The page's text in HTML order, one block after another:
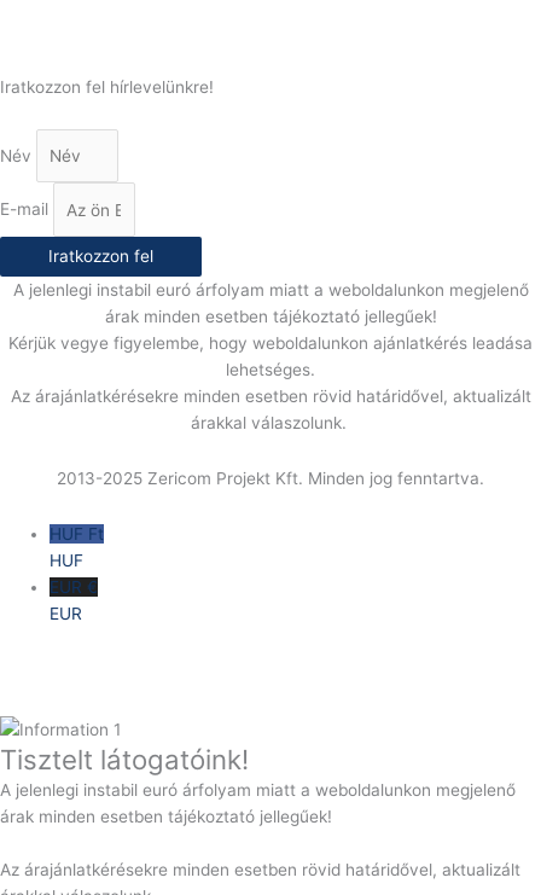
Iratkozzon fel hírlevelünkre!
Név
E-mail
Iratkozzon fel
A jelenlegi instabil euró árfolyam miatt a weboldalunkon megjelenő
árak minden esetben tájékoztató jellegűek!
Kérjük vegye figyelembe, hogy weboldalunkon ajánlatkérés leadása
lehetséges.
Az árajánlatkérésekre minden esetben rövid határidővel, aktualizált
árakkal válaszolunk.
2013-2025 Zericom Projekt Kft. Minden jog fenntartva.
HUF Ft
HUF
EUR €
EUR
Tisztelt látogatóink!
A jelenlegi instabil euró árfolyam miatt a weboldalunkon megjelenő
árak minden esetben tájékoztató jellegűek!
Az árajánlatkérésekre minden esetben rövid határidővel, aktualizált